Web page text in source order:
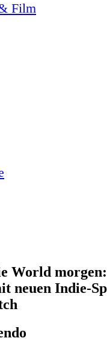
Film
World morgen:
neuen Indie-